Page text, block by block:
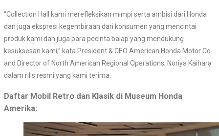
“Collection Hall kami merefleksikan mimpi serta ambisi dari Honda
dan juga ekspresi kegembiraan dari konsumen yang mencintai
produk kami dan juga para pecinta balap yang mendukung
kesuksesan kami,” kata President & CEO American Honda Motor Co.
and Director of North American Regional Operations, Noriya Kaihara
dalam rilis resmi yang kami terima.
Daftar Mobil Retro dan Klasik di Museum Honda
Amerika: